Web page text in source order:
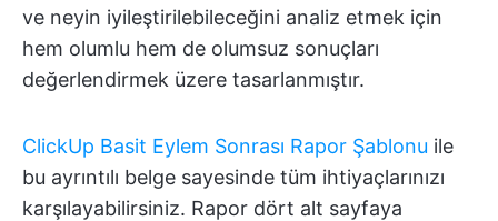
ve neyin iyileştirilebileceğini analiz etmek için
hem olumlu hem de olumsuz sonuçları
değerlendirmek üzere tasarlanmıştır.
ClickUp Basit Eylem Sonrası Rapor Şablonu ile
bu ayrıntılı belge sayesinde tüm ihtiyaçlarınızı
karşılayabilirsiniz. Rapor dört alt sayfaya